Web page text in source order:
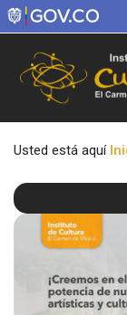
Usted está aquí